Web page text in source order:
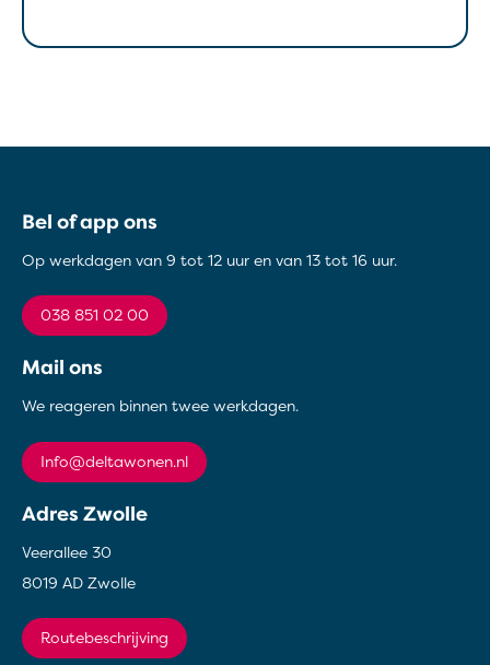
Contactinformatie
Bel of app ons
Op werkdagen van 9 tot 12 uur en van 13 tot 16 uur.
038 851 02 00
Mail ons
We reageren binnen twee werkdagen.
info@deltawonen.nl
Adres Zwolle
Veerallee 30
8019 AD Zwolle
Routebeschrijving